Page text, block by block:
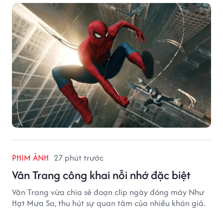
PHIM ẢNH 27 phút trước
Vân Trang công khai nỗi nhớ đặc biệt
Vân Trang vừa chia sẻ đoạn clip ngày đóng máy Như
Hạt Mưa Sa, thu hút sự quan tâm của nhiều khán giả.